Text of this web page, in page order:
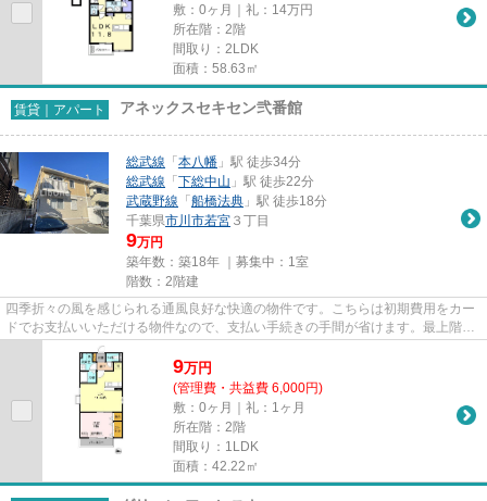
敷：0ヶ月｜礼：14万円
所在階：2階
間取り：2LDK
面積：58.63㎡
賃貸｜アパート アネックスセキセン弐番館
総武線 「 本八幡 」駅 徒歩34分
総武線 「 下総中山 」駅 徒歩22分
武蔵野線 「 船橋法典 」駅 徒歩18分
千葉県市川市若宮 ３丁目
9万円
築年数：築18年 ｜募集中： 1室
階数：2階建
四季折々の風を感じられる通風良好な快適の物件です。こちらは初期費用をカー
ドでお支払いいただける物件なので、支払い手続きの手間が省けます。最上階の
物件です。車をお持ちの方に...
9万円
(管理費・共益費 6,000円)
敷：0ヶ月｜礼：1ヶ月
所在階：2階
間取り：1LDK
面積：42.22㎡